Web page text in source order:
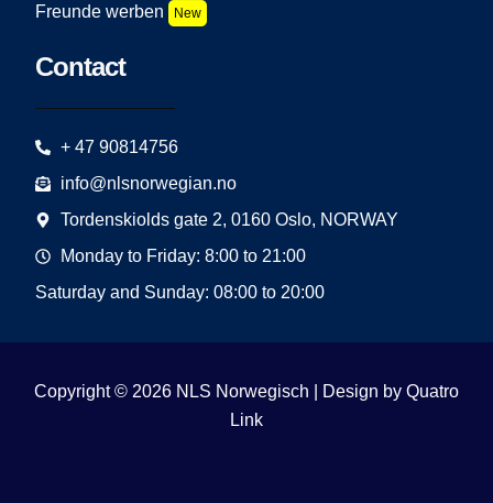
Freunde werben
New
Contact
+ 47 90814756
info@nlsnorwegian.no
Tordenskiolds gate 2, 0160 Oslo, NORWAY
Monday to Friday: 8:00 to 21:00
Saturday and Sunday: 08:00 to 20:00
Copyright © 2026 NLS Norwegisch | Design by Quatro
Link